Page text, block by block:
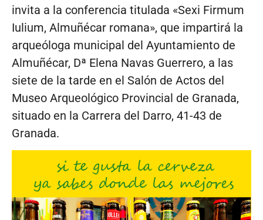
invita a la conferencia titulada «Sexi Firmum
Iulium, Almuñécar romana», que impartirá la
arqueóloga municipal del Ayuntamiento de
Almuñécar, Dª Elena Navas Guerrero, a las
siete de la tarde en el Salón de Actos del
Museo Arqueológico Provincial de Granada,
situado en la Carrera del Darro, 41-43 de
Granada.